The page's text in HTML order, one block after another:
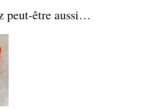
peut-être aussi…